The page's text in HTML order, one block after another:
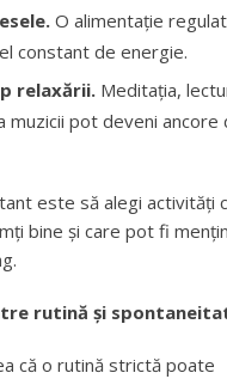
O alimentație
constant de energie.
relaxării. Meditația,
muzicii pot deveni ancore
este să alegi activități
bine și care pot fi
rutină și
că o rutină strictă poate